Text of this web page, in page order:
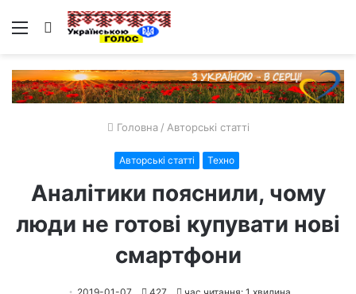
Меню Пошук
Головна / Авторські статті
Авторські статті Техно
Аналітики пояснили, чому
люди не готові купувати нові
смартфони